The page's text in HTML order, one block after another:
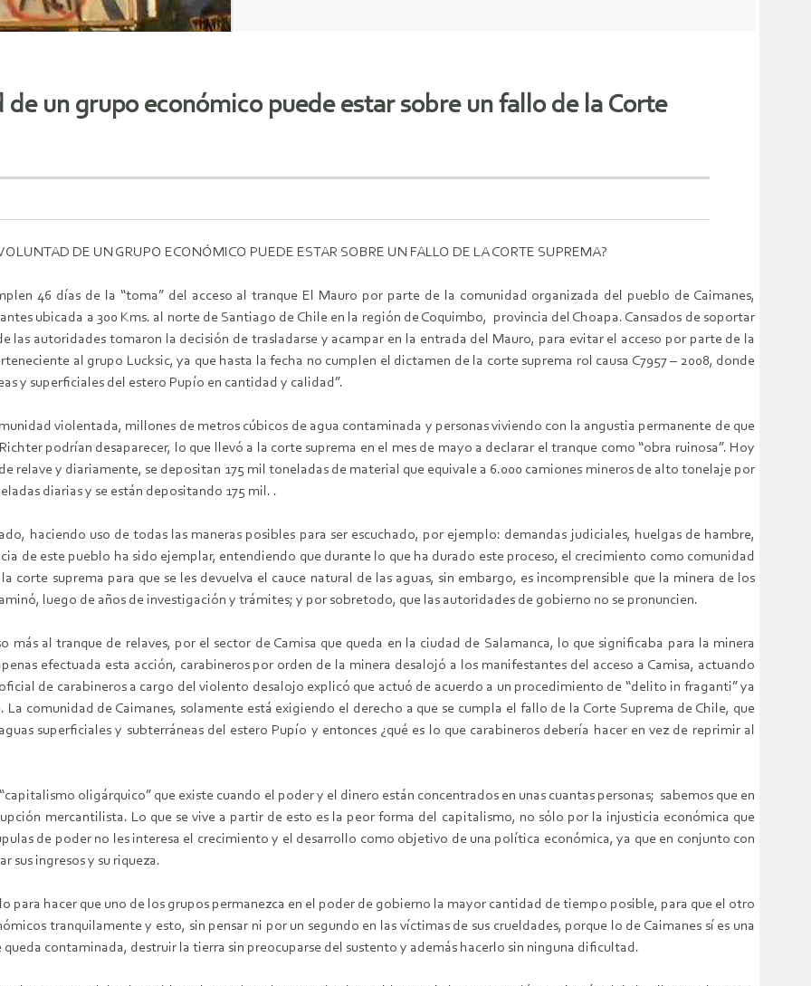
de un grupo económico puede estar sobre un fallo de la Corte
DE UN GRUPO ECONÓMICO PUEDE ESTAR SOBRE UN FALLO DE LA CORTE SUPREMA?
46 días de la “toma” del acceso al tranque El Mauro por parte de la comunidad organizada del pueblo de Caimanes,
ubicada a 300 Kms. al norte de Santiago de Chile en la región de Coquimbo, provincia del Choapa. Cansados de soportar
las autoridades tomaron la decisión de trasladarse y acampar en la entrada del Mauro, para evitar el acceso por parte de la
al grupo Lucksic, ya que hasta la fecha no cumplen el dictamen de la corte suprema rol causa C7957 – 2008, donde
y superficiales del estero Pupío en cantidad y calidad”.
violentada, millones de metros cúbicos de agua contaminada y personas viviendo con la angustia permanente de que
podrían desaparecer, lo que llevó a la corte suprema en el mes de mayo a declarar el tranque como “obra ruinosa”. Hoy
relave y diariamente, se depositan 175 mil toneladas de material que equivale a 6.000 camiones mineros de alto tonelaje por
diarias y se están depositando 175 mil. .
haciendo uso de todas las maneras posibles para ser escuchado, por ejemplo: demandas judiciales, huelgas de hambre,
de este pueblo ha sido ejemplar, entendiendo que durante lo que ha durado este proceso, el crecimiento como comunidad
corte suprema para que se les devuelva el cauce natural de las aguas, sin embargo, es incomprensible que la minera de los
luego de años de investigación y trámites; y por sobretodo, que las autoridades de gobierno no se pronuncien.
al tranque de relaves, por el sector de Camisa que queda en la ciudad de Salamanca, lo que significaba para la minera
efectuada esta acción, carabineros por orden de la minera desalojó a los manifestantes del acceso a Camisa, actuando
de carabineros a cargo del violento desalojo explicó que actuó de acuerdo a un procedimiento de “delito in fraganti” ya
comunidad de Caimanes, solamente está exigiendo el derecho a que se cumpla el fallo de la Corte Suprema de Chile, que
superficiales y subterráneas del estero Pupío y entonces ¿qué es lo que carabineros debería hacer en vez de reprimir al
oligárquico” que existe cuando el poder y el dinero están concentrados en unas cuantas personas; sabemos que en
mercantilista. Lo que se vive a partir de esto es la peor forma del capitalismo, no sólo por la injusticia económica que
de poder no les interesa el crecimiento y el desarrollo como objetivo de una política económica, ya que en conjunto con
sus ingresos y su riqueza.
para hacer que uno de los grupos permanezca en el poder de gobierno la mayor cantidad de tiempo posible, para que el otro
tranquilamente y esto, sin pensar ni por un segundo en las víctimas de sus crueldades, porque lo de Caimanes sí es una
contaminada, destruir la tierra sin preocuparse del sustento y además hacerlo sin ninguna dificultad.